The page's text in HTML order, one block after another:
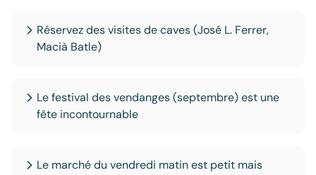
Réservez des visites de caves (José L. Ferrer,
Macià Batle)
Le festival des vendanges (septembre) est une
fête incontournable
Le marché du vendredi matin est petit mais